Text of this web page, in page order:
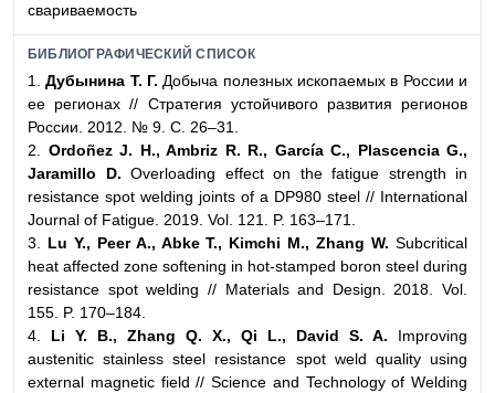
свариваемость
БИБЛИОГРАФИЧЕСКИЙ СПИСОК
1.Дубынина Т. Г. Добыча полезных ископаемых в России и
ее регионах // Стратегия устойчивого развития регионов
России. 2012. № 9. С. 26–31.
2. Ordoñez J. H., Ambriz R. R., García C., Plascencia G.,
Jaramillo D. Overloading effect on the fatigue strength in
resistance spot welding joints of a DP980 steel // International
Journal of Fatigue. 2019. Vol. 121. P. 163–171.
3. Lu Y., Peer A., Abke T., Kimchi M., Zhang W. Subcritical
heat affected zone softening in hot-stamped boron steel during
resistance spot welding // Materials and Design. 2018. Vol.
155. P. 170–184.
4. Li Y. B., Zhang Q. X., Qi L., David S. A. Improving
austenitic stainless steel resistance spot weld quality using
external magnetic field // Science and Technology of Welding